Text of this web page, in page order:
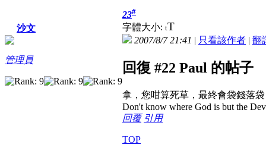
沙文
管理員
23#
字體大小: tT
2007/8/7 21:41 | 只看該作者 | 翻
回復 #22 Paul 的帖子
拿，您咁算死草，最終會袋錢落
Don't know where God is but the
回覆 引用
TOP